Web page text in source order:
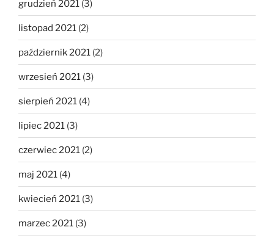
grudzień 2021 (3)
listopad 2021 (2)
październik 2021 (2)
wrzesień 2021 (3)
sierpień 2021 (4)
lipiec 2021 (3)
czerwiec 2021 (2)
maj 2021 (4)
kwiecień 2021 (3)
marzec 2021 (3)